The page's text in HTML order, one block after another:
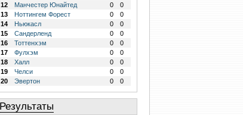
12
Манчестер Юнайтед 0
0
13
Ноттингем Форест 0
0
14
Ньюкасл 0
0
15
Сандерленд 0
0
16
Тоттенхэм 0
0
17
Фулхэм 0
0
18
Халл 0
0
19
Челси 0
0
20
Эвертон 0 0
Результаты